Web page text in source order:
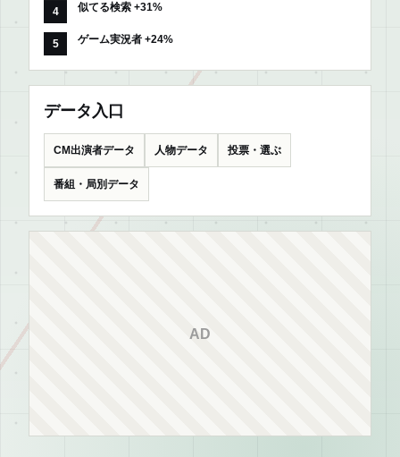
似てる検索 +31%
ゲーム実況者 +24%
データ入口
CM出演者データ 人物データ 投票・選ぶ
番組・局別データ
AD